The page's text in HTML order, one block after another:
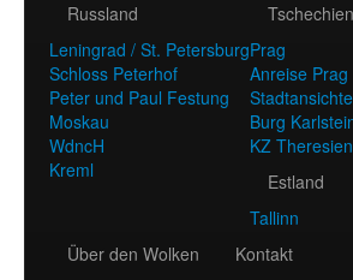
Russland
Leningrad / St. Petersburg
Schloss Peterhof
Peter und Paul Festung
Moskau
WdncH
Kreml
Tschechien
Prag
Anreise
Burg
KZ
Estland
Tallinn
Über den Wolken
Kontakt